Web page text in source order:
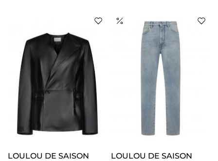
LOULOU DE SAISON LOULOU DE SAISON